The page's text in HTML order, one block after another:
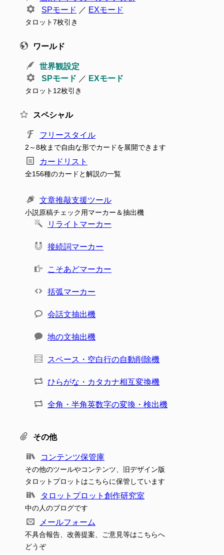
SPモード ／ EXモード
タロット7枚引き
ワールド
世界観設定
SPモード ／ EXモード
タロット12枚引き
スペシャル
フリースタイル
2～8枚まで自由な形でカードを展開できます
カードリスト
全156種のカードと解説の一覧
文章推敲支援ツール
小説原稿チェック用マーカー＆抽出機
リライトマーカー
接続詞マーカー
こそあどマーカー
括弧マーカー
会話文抽出機
地の文抽出機
スペース・空白行の自動削除機
ひらがな・カタカナ相互変換機
全角・半角英数字の変換・検出機
その他
コンテンツ保管庫
その他のツールやコンテンツ、旧デザイン版
タロットプロットはこちらに保管しています
タロットプロット創作研究室
中の人のブログです
メールフォーム
不具合報告、改善提案、ご意見等はこちらへ
どうぞ